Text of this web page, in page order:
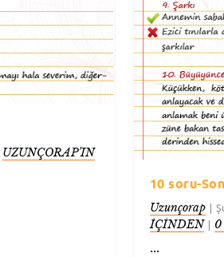
UZUNÇORAP’IN
10 soru-
Uzunçorap|
İÇİNDEN| 0
...